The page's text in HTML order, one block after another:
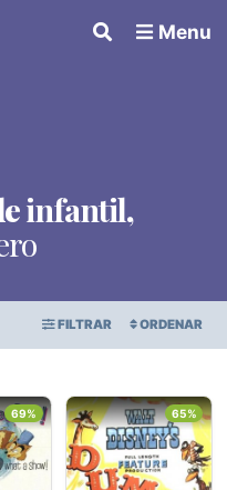
Menu
infantil,
FILTRAR ORDENAR
×
69% 65%